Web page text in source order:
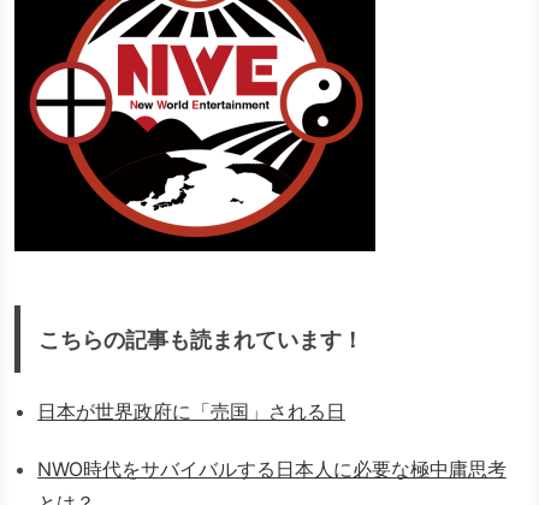
こちらの記事も読まれています！
日本が世界政府に「売国」される日
NWO時代をサバイバルする日本人に必要な極中庸思考